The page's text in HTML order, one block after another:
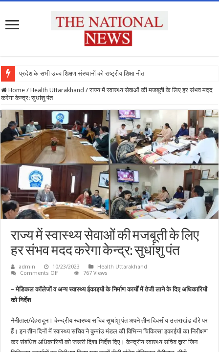
प्रदेश के सभी उच्च शिक्षण संस्थानों को राष्ट्रीय शिक्षा नीति के अनु
Home / Health Uttarakhand / राज्य में स्वास्थ्य सेवाओं की मजबूती के लिए हर संभव मदद
करेगा केन्द्र: सुधांशु पंत
राज्य में स्वास्थ्य सेवाओं की मजबूती के लिए
हर संभव मदद करेगा केन्द्र: सुधांशु पंत
admin 10/23/2023
Health Uttarakhand
Comments Offon
स्वास्थ्य
लिए
हर
मदद
करेगा
767 Views
– मेडिकल कॉलेजों व अन्य स्वास्थ्य ईकाइयों के निर्माण कार्यों में तेजी लाने के दिए अधिकारियों
को निर्देश
नैनीताल/देहरादून। केन्द्रीय स्वास्थ्य सचिव सुधांशु पंत अपने तीन दिवसीय उत्तराखंड दौरे पर
हैं। इन तीन दिनों में स्वास्थ्य सचिव ने कुमांउ मंडल की विभिन्न चिकित्सा इकाईयों का निरीक्षण
कर संबधित अधिकारियों को जरूरी दिशा निर्देश दिए। केन्द्रीय स्वास्थ्य सचिव द्वारा जिन